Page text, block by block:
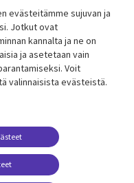
evästeitämme sujuvan ja
Jotkut ovat
kannalta ja ne on
​​ja asetetaan vain
Voit
valinnaisista evästeistä.